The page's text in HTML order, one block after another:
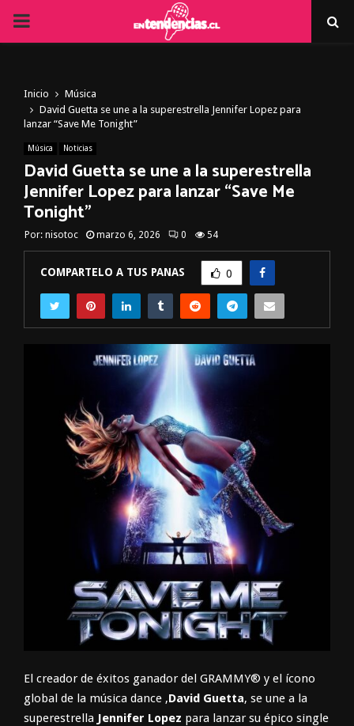
PRIMARY
Inicio
Música
David Guetta se une a la superestrella Jennifer Lopez para
lanzar “Save Me Tonight”
Música Noticias
David Guetta se une a la superestrella
Jennifer Lopez para lanzar “Save Me
Tonight”
Por: nisotoc marzo 6, 2026 0 54
COMPARTELO A TUS PANAS 0
El creador de éxitos ganador del GRAMMY® y el ícono
global de la música dance ,David Guetta, se une a la
superestrella Jennifer Lopez para lanzar su épico single